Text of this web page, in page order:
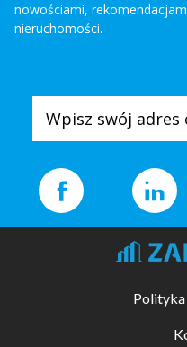
nowościami,
nieruchomości.